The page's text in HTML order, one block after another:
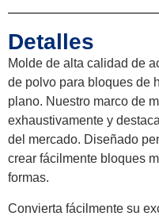
Detalles
Molde de alta calidad de
de polvo para bloques de
plano. Nuestro marco de
exhaustivamente y
del mercado. Diseñado
crear fácilmente bloques
formas.
Convierta fácilmente su